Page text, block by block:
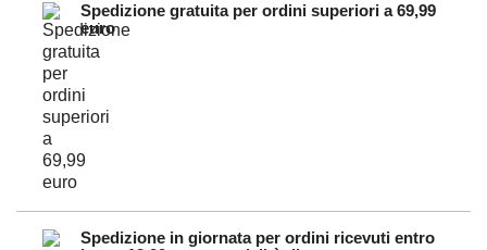
Spedizione gratuita per ordini superiori a 69,99
euro
Spedizione in giornata per ordini ricevuti entro